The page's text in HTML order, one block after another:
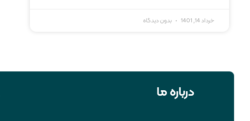
خرداد 14, 1401 بدون دیدگاه
درباره ما